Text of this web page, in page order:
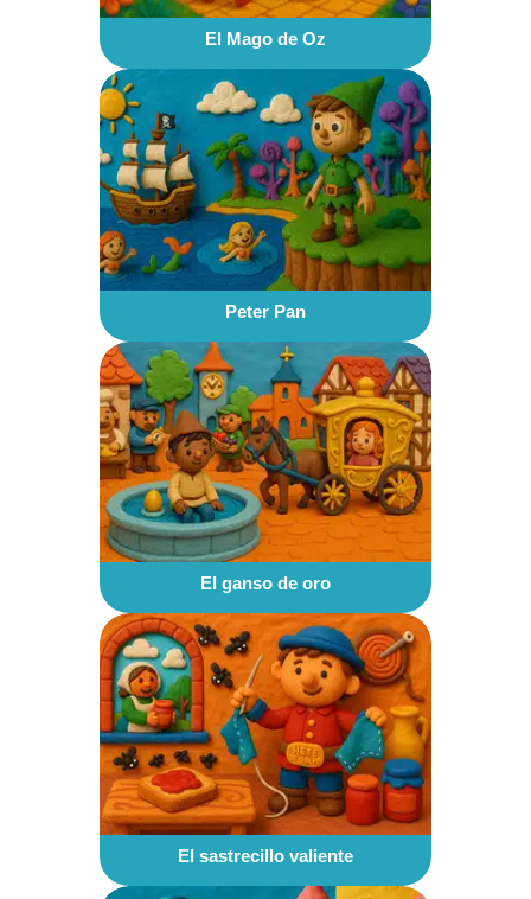
El Mago de Oz
Peter Pan
El ganso de oro
El sastrecillo valiente